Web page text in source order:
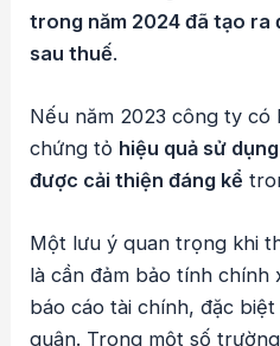
trong năm 2024 đã tạo ra
sau thuế.
Nếu năm 2023 công ty có
chứng tỏ hiệu quả sử
được cải thiện đáng kể
Một lưu ý quan trọng khi
là cần đảm bảo tính chính
báo cáo tài chính, đặc
quân. Trong một số